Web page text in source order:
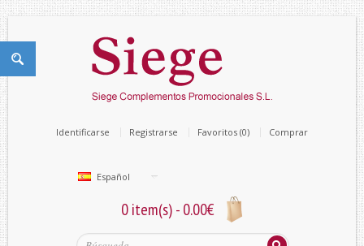
Español
Identificarse Registrarse Favoritos (0) Comprar
0 item(s) - 0.00€